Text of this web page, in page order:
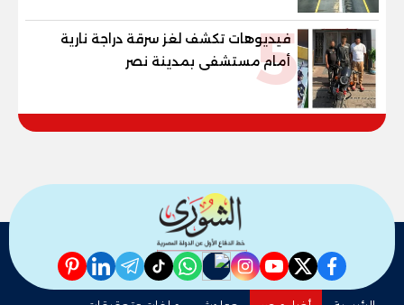
5
فيديوهات تكشف لغز سرقة دراجة نارية
أمام مستشفى بمدينة نصر
facebook
twitter
youtube
instagram
nabd
whatsapp
tiktok
telegram
linkedin
pinterest